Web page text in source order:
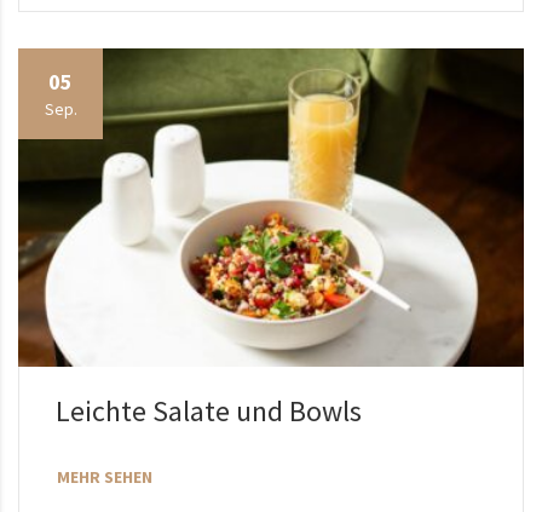
05
Sep.
Leichte Salate und Bowls
MEHR SEHEN